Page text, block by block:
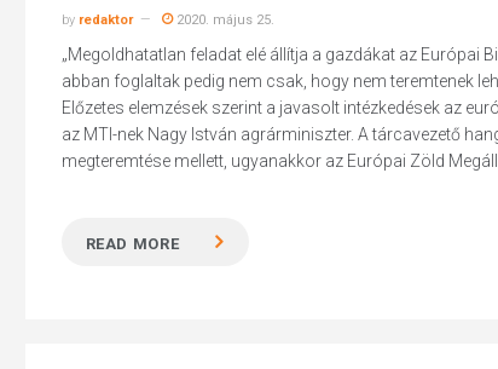
by redaktor 2020. május 25.
„Megoldhatatlan feladat elé állítja a gazdákat az
abban foglaltak pedig nem csak, hogy nem teremtenek
Előzetes elemzések szerint a javasolt intézkedések az
az MTI-nek Nagy István agrárminiszter. A tárcavezető
megteremtése mellett, ugyanakkor az Európai Zöld
READ MORE